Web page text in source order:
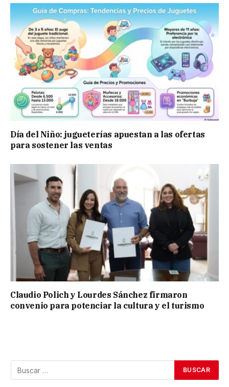
Día del Niño: jugueterías apuestan a las ofertas
para sostener las ventas
Claudio Polich y Lourdes Sánchez firmaron
convenio para potenciar la cultura y el turismo